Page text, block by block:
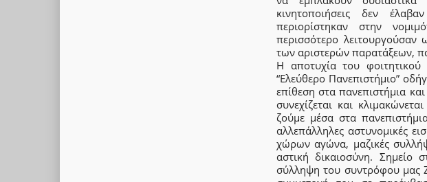
κινητοποιήσεις δεν
περιορίστηκαν στην
περισσότερο
των αριστερών παρατάξεων,
Η αποτυχία του
“Ελεύθερο Πανεπιστήμιο”
επίθεση στα πανεπιστήμια
συνεχίζεται και
ζούμε μέσα στα
αλλεπάλληλες αστυνομικές
χώρων αγώνα, μαζικές
αστική δικαιοσύνη. Σημείο
σύλληψη του συντρόφου μας